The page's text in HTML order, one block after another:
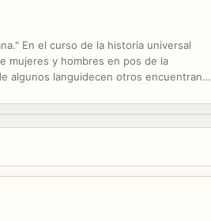
En el curso de la historia universal
mujeres y hombres en pos de la
algunos languidecen otros encuentran la